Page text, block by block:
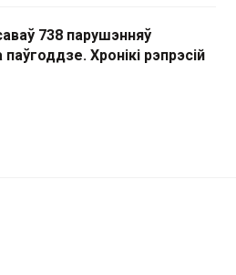
738 парушэнняў
Хронікі рэпрэсій